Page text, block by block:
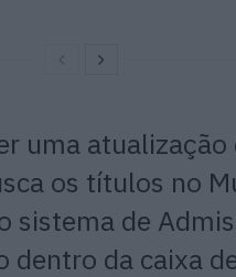
uma
os títulos no
sistema de
dentro da caixa